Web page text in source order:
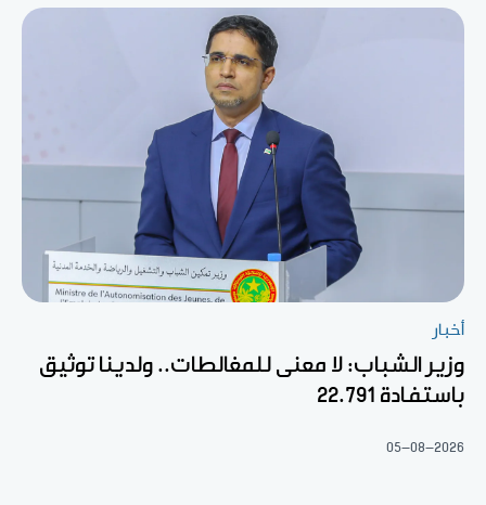
أخبار
وزير الشباب: لا معنى للمغالطات.. ولدينا توثيق
باستفادة 22.791
05-08-2026